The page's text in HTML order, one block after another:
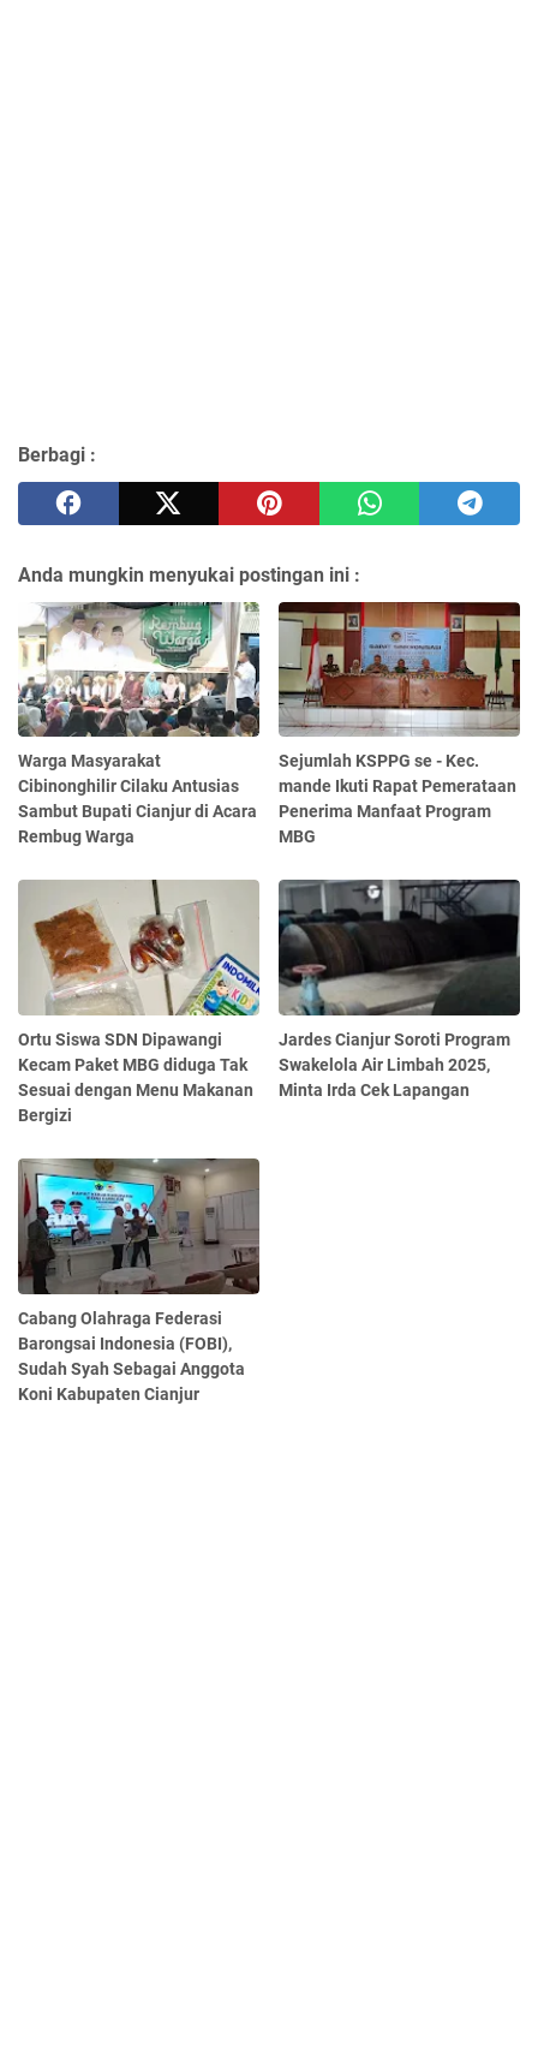
Berbagi :
Anda mungkin menyukai postingan ini :
Warga Masyarakat
Cibinonghilir Cilaku Antusias
Sambut Bupati Cianjur di Acara
Rembug Warga
Sejumlah KSPPG se - Kec.
mande Ikuti Rapat Pemerataan
Penerima Manfaat Program
MBG
Ortu Siswa SDN Dipawangi
Kecam Paket MBG diduga Tak
Sesuai dengan Menu Makanan
Bergizi
Jardes Cianjur Soroti Program
Swakelola Air Limbah 2025,
Minta Irda Cek Lapangan
Cabang Olahraga Federasi
Barongsai Indonesia (FOBI),
Sudah Syah Sebagai Anggota
Koni Kabupaten Cianjur